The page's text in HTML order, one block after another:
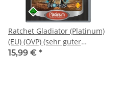
Ratchet Gladiator (Platinum)
(EU) (OVP) (sehr guter
Zustand) - PlayStation 2
15,99 € *